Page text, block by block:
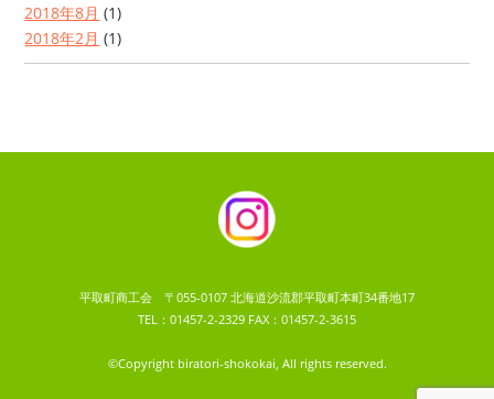
2018年8月 (1)
2018年2月 (1)
平取町商工会 〒055-0107 北海道沙流郡平取町本町34番地17
TEL：01457-2-2329 FAX：01457-2-3615
©Copyright biratori-shokokai, All rights reserved.